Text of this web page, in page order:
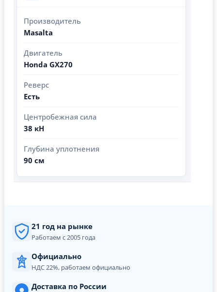
Производитель
Masalta
Двигатель
Honda GX270
Реверс
Есть
Центробежная сила
38 кН
Глубина уплотнения
90 см
21 год на рынке
Работаем с 2005 года
Официально
НДС 22%, работаем официально
Доставка по России